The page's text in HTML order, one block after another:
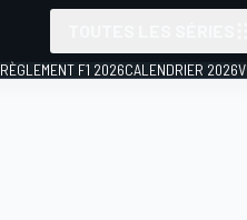
RÈGLEMENT F1 2026CALENDRIER 2026